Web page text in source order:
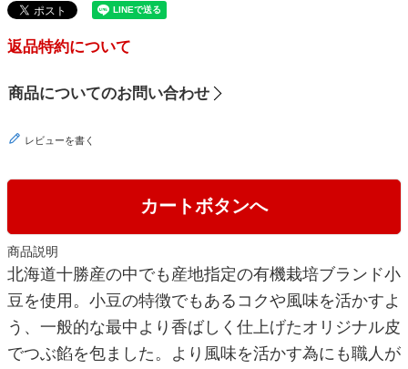
カートボタンへ
商品説明
北海道十勝産の中でも産地指定の有機栽培ブランド小
豆を使用。小豆の特徴でもあるコクや風味を活かすよ
う、一般的な最中より香ばしく仕上げたオリジナル皮
でつぶ餡を包ました。より風味を活かす為にも職人が
返品特約について
商品についてのお問い合わせ
レビューを書く